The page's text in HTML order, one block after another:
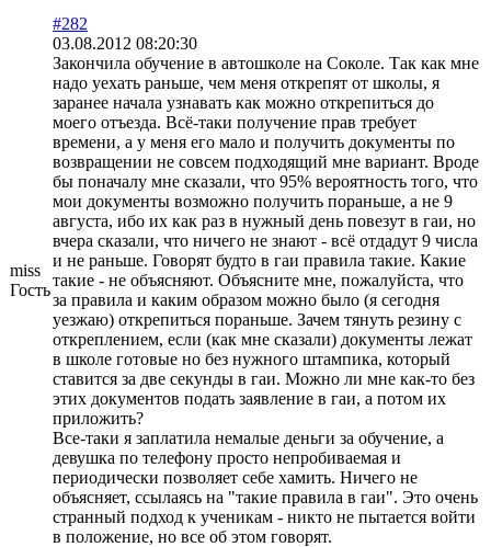
miss
Гость
#282
03.08.2012 08:20:30
Закончила обучение в автошколе на Соколе. Так как мне
надо уехать раньше, чем меня открепят от школы, я
заранее начала узнавать как можно открепиться до
моего отъезда. Всё-таки получение прав требует
времени, а у меня его мало и получить документы по
возвращении не совсем подходящий мне вариант. Вроде
бы поначалу мне сказали, что 95% вероятность того, что
мои документы возможно получить пораньше, а не 9
августа, ибо их как раз в нужный день повезут в гаи, но
вчера сказали, что ничего не знают - всё отдадут 9 числа
и не раньше. Говорят будто в гаи правила такие. Какие
такие - не объясняют. Объясните мне, пожалуйста, что
за правила и каким образом можно было (я сегодня
уезжаю) открепиться пораньше. Зачем тянуть резину с
откреплением, если (как мне сказали) документы лежат
в школе готовые но без нужного штампика, который
ставится за две секунды в гаи. Можно ли мне как-то без
этих документов подать заявление в гаи, а потом их
приложить?
Все-таки я заплатила немалые деньги за обучение, а
девушка по телефону просто непробиваемая и
периодически позволяет себе хамить. Ничего не
объясняет, ссылаясь на "такие правила в гаи". Это очень
странный подход к ученикам - никто не пытается войти
в положение, но все об этом говорят.